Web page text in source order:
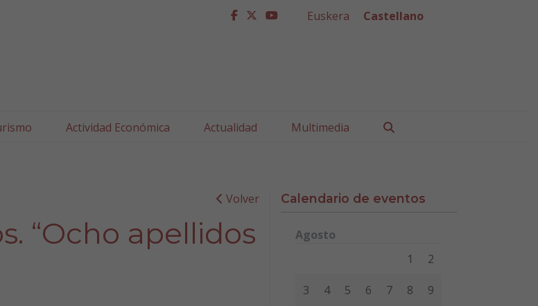
facebook
twitter
youtube
Euskera Castellano
Actividad Económica Actualidad Multimedia
Volver
“Ocho apellidos
Calendario de eventos
Agosto
Miércoles Jueves
1 2
3 4 5 6 7 8 9